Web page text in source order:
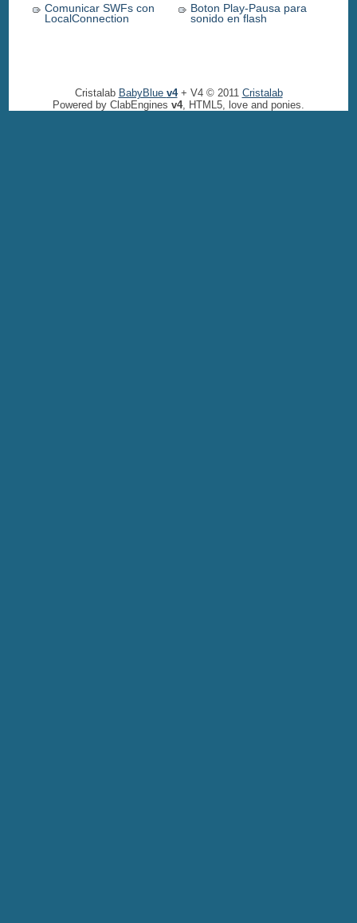
Comunicar SWFs con
LocalConnection
Boton Play-Pausa para
sonido en flash
Cristalab BabyBlue v4+ V4 © 2011 Cristalab
Powered by ClabEngines v4, HTML5, love and ponies.